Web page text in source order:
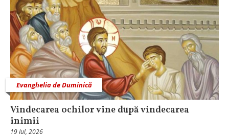
Evanghelia de Duminică
Vindecarea ochilor vine după vindecarea
inimii
19 Iul, 2026